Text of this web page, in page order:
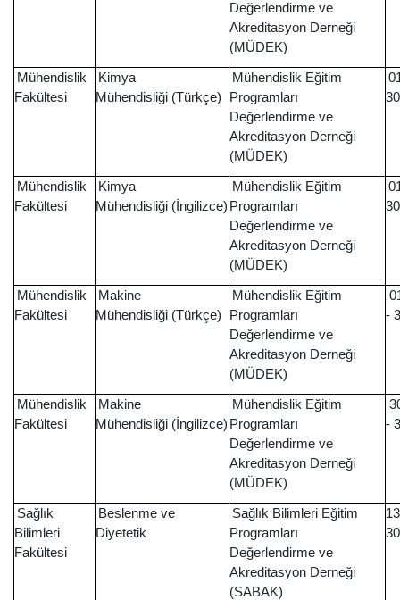
Değerlendirme ve
Akreditasyon Derneği
(MÜDEK)
Mühendislik
Fakültesi
Kimya
Mühendisliği (Türkçe)
Mühendislik Eğitim
Programları
Değerlendirme ve
Akreditasyon Derneği
(MÜDEK)
Mühendislik
Fakültesi
Kimya
Mühendisliği (İngilizce)
Mühendislik Eğitim
Programları
Değerlendirme ve
Akreditasyon Derneği
(MÜDEK)
Mühendislik
Fakültesi
Makine
Mühendisliği (Türkçe)
Mühendislik Eğitim
Programları
Değerlendirme ve
Akreditasyon Derneği
(MÜDEK)
-
Mühendislik
Fakültesi
Makine
Mühendisliği (İngilizce)
Mühendislik Eğitim
Programları
Değerlendirme ve
Akreditasyon Derneği
(MÜDEK)
-
Sağlık
Bilimleri
Fakültesi
Beslenme ve
Diyetetik
Sağlık Bilimleri Eğitim
Programları
Değerlendirme ve
Akreditasyon Derneği
(SABAK)